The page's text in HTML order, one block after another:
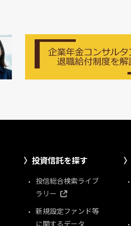
投資信託を探す
投信総合検索ライブ
ラリー
新規設定ファンド等
に関するデータ